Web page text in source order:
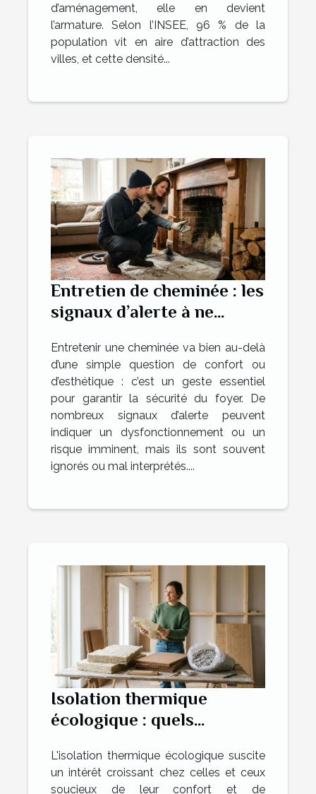
d’aménagement, elle en devient
l’armature. Selon l’INSEE, 96 % de la
population vit en aire d’attraction des
villes, et cette densité...
Entretien de cheminée : les
signaux d’alerte à ne
Entretenir une cheminée va bien au-delà
d’une simple question de confort ou
d’esthétique : c’est un geste essentiel
pour garantir la sécurité du foyer. De
nombreux signaux d’alerte peuvent
indiquer un dysfonctionnement ou un
risque imminent, mais ils sont souvent
ignorés ou mal interprétés....
Isolation thermique
écologique : quels
L'isolation thermique écologique suscite
un intérêt croissant chez celles et ceux
soucieux de leur confort et de